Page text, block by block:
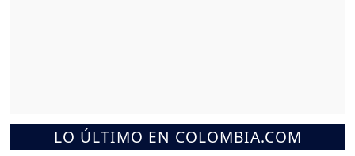
LO ÚLTIMO EN COLOMBIA.COM